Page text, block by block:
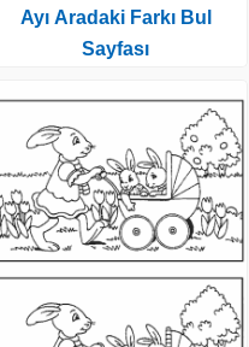
Ayı Aradaki Farkı Bul
Sayfası